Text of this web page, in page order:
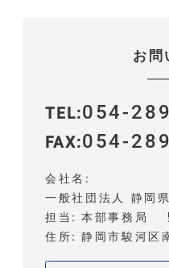
お問
TEL 054-
FAX 054-
会社名
一般社団法人 静岡
担当
本部事務局
住所
静岡市駿河区